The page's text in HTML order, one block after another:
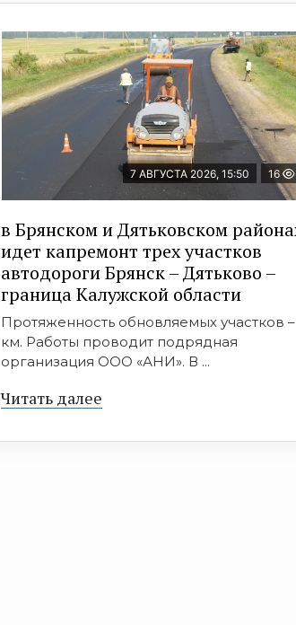
7 АВГУСТА 2026, 15:50 16
в Брянском и Дятьковском
идет капремонт трех участков
автодороги Брянск – Дятьково –
граница Калужской области
Протяженность обновляемых участков
км. Работы проводит подрядная
организация ООО «АНИ». В ...
Читать далее